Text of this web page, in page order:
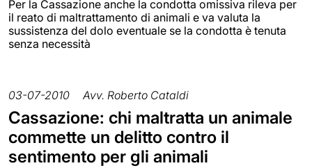
Per la Cassazione anche la condotta omissiva rileva per
il reato di maltrattamento di animali e va valuta la
sussistenza del dolo eventuale se la condotta è tenuta
senza necessità
03-07-2010 Avv. Roberto Cataldi
Cassazione: chi maltratta un animale
commette un delitto contro il
sentimento per gli animali